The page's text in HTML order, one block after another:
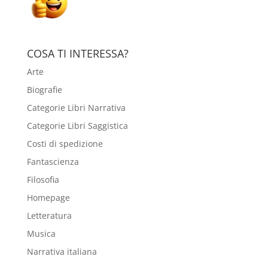
COSA TI INTERESSA?
Arte
Biografie
Categorie Libri Narrativa
Categorie Libri Saggistica
Costi di spedizione
Fantascienza
Filosofia
Homepage
Letteratura
Musica
Narrativa italiana